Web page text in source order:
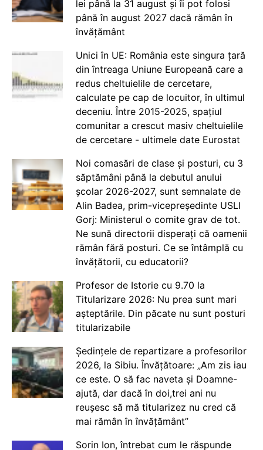
lei până la 31 august și îi pot folosi
până în august 2027 dacă rămân în
învățământ
Unici în UE: România este singura țară
din întreaga Uniune Europeană care a
redus cheltuielile de cercetare,
calculate pe cap de locuitor, în ultimul
deceniu. Între 2015-2025, spațiul
comunitar a crescut masiv cheltuielile
de cercetare - ultimele date Eurostat
Noi comasări de clase și posturi, cu 3
săptămâni până la debutul anului
școlar 2026-2027, sunt semnalate de
Alin Badea, prim-vicepreședinte USLI
Gorj: Ministerul o comite grav de tot.
Ne sună directorii disperați că oamenii
rămân fără posturi. Ce se întâmplă cu
învățătorii, cu educatorii?
Profesor de Istorie cu 9.70 la
Titularizare 2026: Nu prea sunt mari
așteptările. Din păcate nu sunt posturi
titularizabile
Ședințele de repartizare a profesorilor
2026, la Sibiu. Învățătoare: „Am zis iau
ce este. O să fac naveta și Doamne-
ajută, dar dacă în doi,trei ani nu
reușesc să mă titularizez nu cred că
mai rămân în învățământ”
Sorin Ion, întrebat cum le răspunde